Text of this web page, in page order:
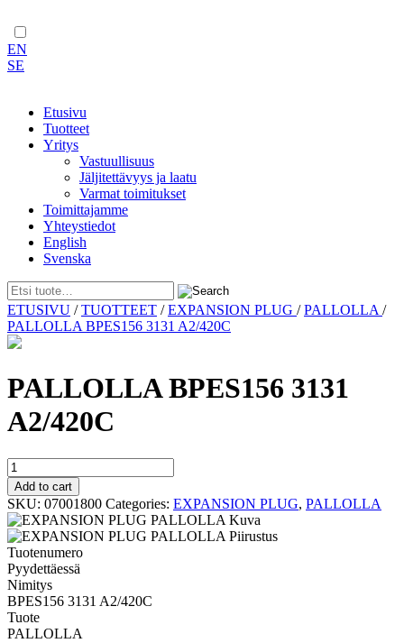
EN
SE
Etusivu
Tuotteet
Yritys
Vastuullisuus
Jäljitettävyys ja laatu
Varmat toimitukset
Toimittajamme
Yhteystiedot
English
Svenska
Skip
to
content
ETUSIVU /TUOTTEET /EXPANSION PLUG /PALLOLLA /
PALLOLLA BPES156 3131 A2/420C
PALLOLLA BPES156 3131
A2/420C
PALLOLLA
BPES156
3131
A2/420C
quantity
Add to cart
SKU: 07001800 Categories: EXPANSION PLUG, PALLOLLA
Tuotenumero
Pyydettäessä
Nimitys
BPES156 3131 A2/420C
Tuote
PALLOLLA